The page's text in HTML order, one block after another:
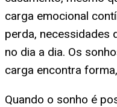
carga emocional
perda, necessidades
no dia a dia. Os
carga encontra
Quando o sonho é